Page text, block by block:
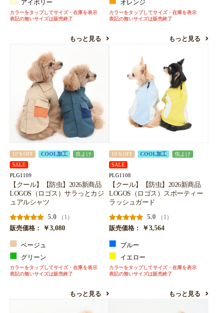
アイボリー
カラーをタップしてサイズ・在庫を表示
表記の無いサイズは販売終了
もっと見る
オレンジ
カラーをタップしてサイズ・在庫を表示
表記の無いサイズは販売終了
もっと見る
10％OFF COOL加工
虫よけ
SALE
PLG1109
【クール】【防虫】2026新商品
LOGOS（ロゴス）サラっとカジ
ュアルシャツ
5.0
（1）
販売価格：
￥3,080
ベージュ
グリーン
カラーをタップしてサイズ・在庫を表示
表記の無いサイズは販売終了
もっと見る
10％OFF COOL加工
虫よけ
SALE
PLG1108
【クール】【防虫】2026新商品
LOGOS（ロゴス）スポーティー
ラッシュガード
5.0
（1）
販売価格：
￥3,564
ブルー
イエロー
カラーをタップしてサイズ・在庫を表示
表記の無いサイズは販売終了
もっと見る